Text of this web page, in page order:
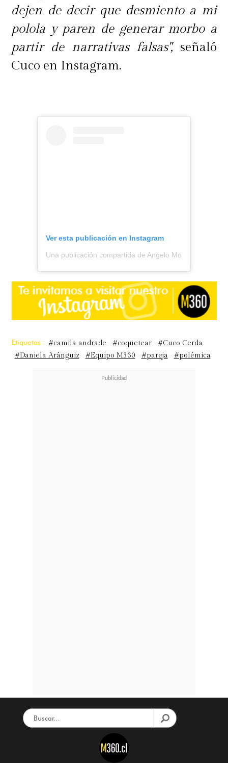
una historia que, según afirmó, no
tiene relación con ella.
"Yo no estoy dispuesta a que
topado. Por favor, no quiero entrar
dejen de decir que desmiento a mi
polola y paren de generar morbo a
partir de narrativas falsas",señaló
Cuco en Instagram.
Ver esta publicación en Instagram
Una publicación compartida de Angelo Moreno || Todo
Etiquetas : #camila andrade #coquetear
#Cuco Cerda
#Daniela Aránguiz
#Equipo M360 #pareja #polémica